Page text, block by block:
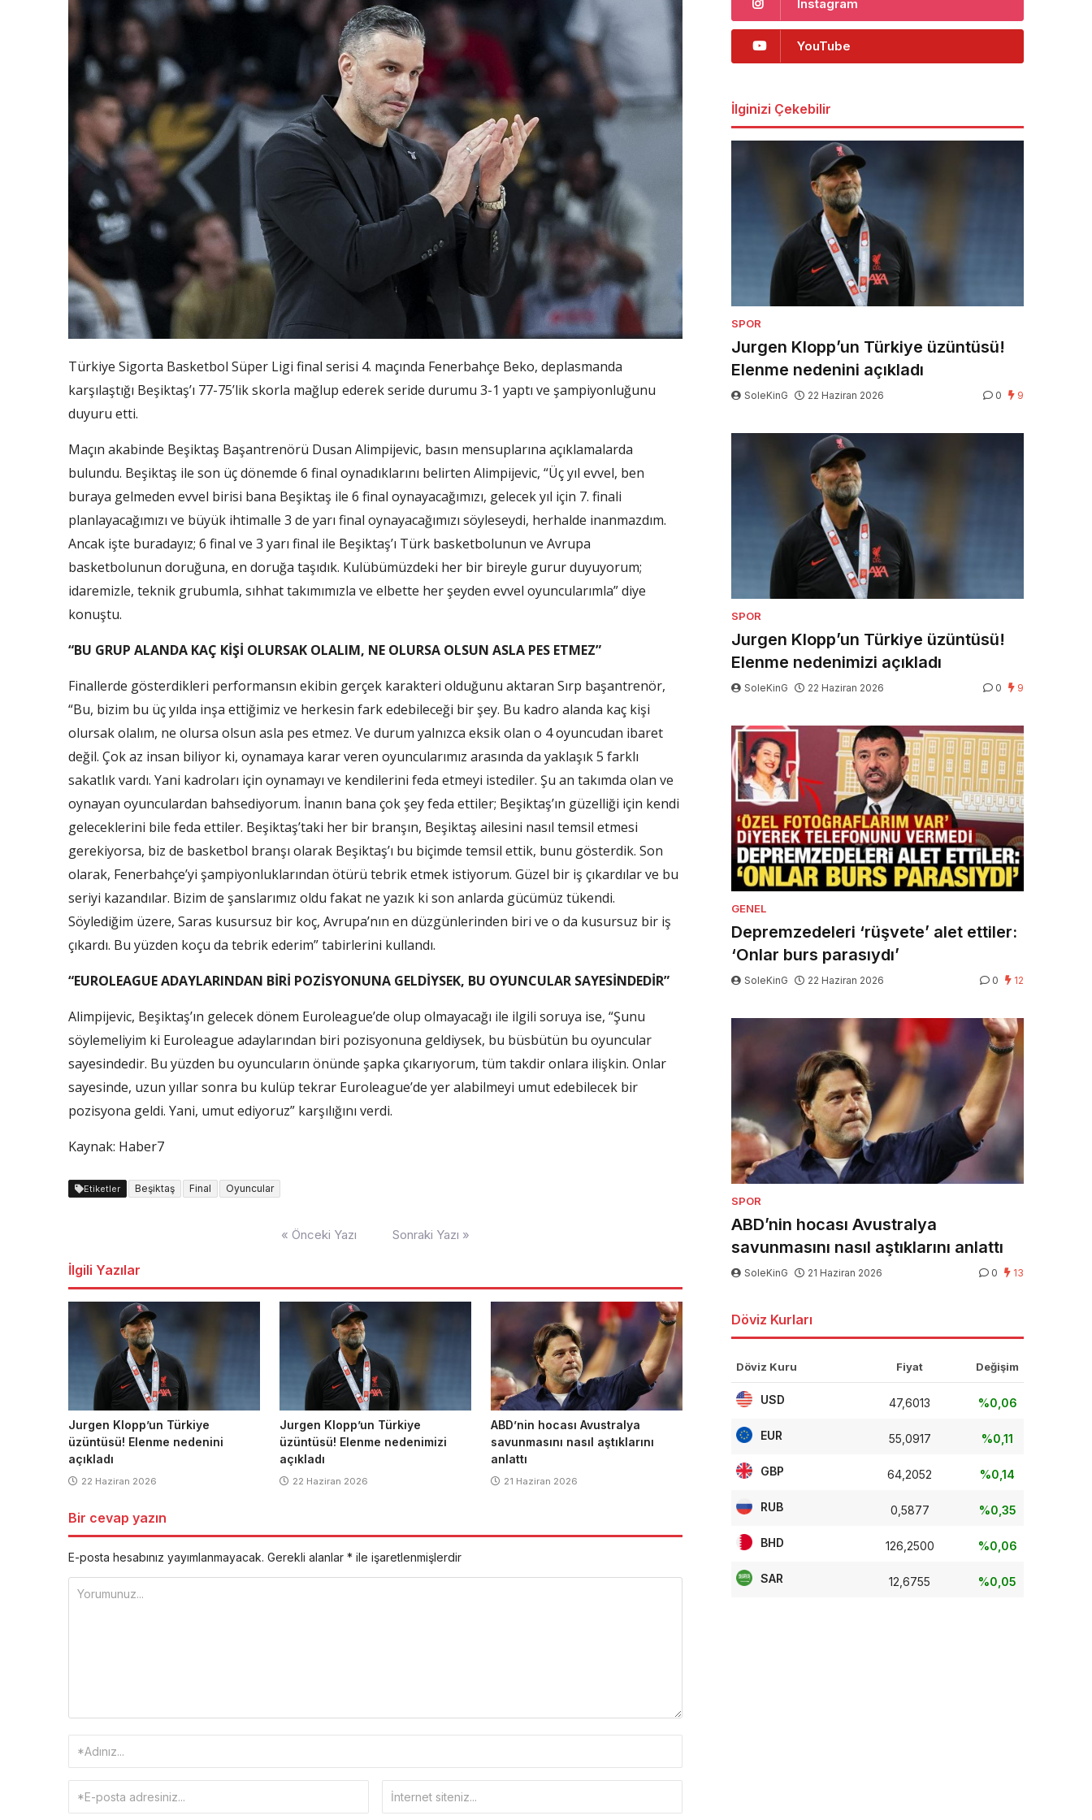
Türkiye Sigorta Basketbol Süper Ligi final serisi 4. maçında Fenerbahçe Beko, deplasmanda
karşılaştığı Beşiktaş’ı 77-75’lik skorla mağlup ederek seride durumu 3-1 yaptı ve şampiyonluğunu
duyuru etti.
Maçın akabinde Beşiktaş Başantrenörü Dusan Alimpijevic, basın mensuplarına açıklamalarda
bulundu. Beşiktaş ile son üç dönemde 6 final oynadıklarını belirten Alimpijevic, “Üç yıl evvel, ben
buraya gelmeden evvel birisi bana Beşiktaş ile 6 final oynayacağımızı, gelecek yıl için 7. finali
planlayacağımızı ve büyük ihtimalle 3 de yarı final oynayacağımızı söyleseydi, herhalde inanmazdım.
Ancak işte buradayız; 6 final ve 3 yarı final ile Beşiktaş’ı Türk basketbolunun ve Avrupa
basketbolunun doruğuna, en doruğa taşıdık. Kulübümüzdeki her bir bireyle gurur duyuyorum;
idaremizle, teknik grubumla, sıhhat takımımızla ve elbette her şeyden evvel oyuncularımla” diye
konuştu.
“BU GRUP ALANDA KAÇ KİŞİ OLURSAK OLALIM, NE OLURSA OLSUN ASLA PES ETMEZ”
Finallerde gösterdikleri performansın ekibin gerçek karakteri olduğunu aktaran Sırp başantrenör,
“Bu, bizim bu üç yılda inşa ettiğimiz ve herkesin fark edebileceği bir şey. Bu kadro alanda kaç kişi
olursak olalım, ne olursa olsun asla pes etmez. Ve durum yalnızca eksik olan o 4 oyuncudan ibaret
değil. Çok az insan biliyor ki, oynamaya karar veren oyuncularımız arasında da yaklaşık 5 farklı
sakatlık vardı. Yani kadroları için oynamayı ve kendilerini feda etmeyi istediler. Şu an takımda olan ve
oynayan oyunculardan bahsediyorum. İnanın bana çok şey feda ettiler; Beşiktaş’ın güzelliği için kendi
geleceklerini bile feda ettiler. Beşiktaş’taki her bir branşın, Beşiktaş ailesini nasıl temsil etmesi
gerekiyorsa, biz de basketbol branşı olarak Beşiktaş’ı bu biçimde temsil ettik, bunu gösterdik. Son
olarak, Fenerbahçe’yi şampiyonluklarından ötürü tebrik etmek istiyorum. Güzel bir iş çıkardılar ve bu
seriyi kazandılar. Bizim de şanslarımız oldu fakat ne yazık ki son anlarda gücümüz tükendi.
Söylediğim üzere, Saras kusursuz bir koç, Avrupa’nın en düzgünlerinden biri ve o da kusursuz bir iş
çıkardı. Bu yüzden koçu da tebrik ederim” tabirlerini kullandı.
“EUROLEAGUE ADAYLARINDAN BİRİ POZİSYONUNA GELDİYSEK, BU OYUNCULAR SAYESİNDEDİR”
Alimpijevic, Beşiktaş’ın gelecek dönem Euroleague’de olup olmayacağı ile ilgili soruya ise, “Şunu
söylemeliyim ki Euroleague adaylarından biri pozisyonuna geldiysek, bu büsbütün bu oyuncular
sayesindedir. Bu yüzden bu oyuncuların önünde şapka çıkarıyorum, tüm takdir onlara ilişkin. Onlar
sayesinde, uzun yıllar sonra bu kulüp tekrar Euroleague’de yer alabilmeyi umut edebilecek bir
pozisyona geldi. Yani, umut ediyoruz” karşılığını verdi.
Kaynak: Haber7
Etiketler Beşiktaş Final Oyuncular
« Önceki Yazı Sonraki Yazı »
İlgili Yazılar
Jurgen Klopp’un Türkiye
üzüntüsü! Elenme nedenini
açıkladı
22 Haziran 2026
Jurgen Klopp’un Türkiye
üzüntüsü! Elenme nedenimizi
açıkladı
22 Haziran 2026
ABD’nin hocası Avustralya
savunmasını nasıl aştıklarını
anlattı
21 Haziran 2026
Bir cevap yazın
E-posta hesabınız yayımlanmayacak. Gerekli alanlar * ile işaretlenmişlerdir
Instagram
YouTube
İlginizi Çekebilir
SPOR
Jurgen Klopp’un Türkiye üzüntüsü!
Elenme nedenini açıkladı
SoleKinG 22 Haziran 2026 0 9
SPOR
Jurgen Klopp’un Türkiye üzüntüsü!
Elenme nedenimizi açıkladı
SoleKinG 22 Haziran 2026 0 9
GENEL
Depremzedeleri ‘rüşvete’ alet ettiler:
‘Onlar burs parasıydı’
SoleKinG 22 Haziran 2026 0 12
SPOR
ABD’nin hocası Avustralya
savunmasını nasıl aştıklarını anlattı
SoleKinG 21 Haziran 2026 0 13
Döviz Kurları
Döviz Kuru Fiyat Değişim
USD 47,6013 %0,06
EUR 55,0917 %0,11
GBP 64,2052 %0,14
RUB 0,5877 %0,35
BHD 126,2500 %0,06
SAR 12,6755 %0,05